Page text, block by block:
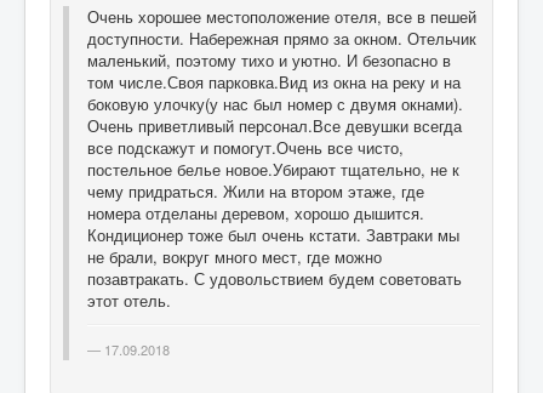
Очень хорошее местоположение отеля, все в пешей
доступности. Набережная прямо за окном. Отельчик
маленький, поэтому тихо и уютно. И безопасно в
том числе.Своя парковка.Вид из окна на реку и на
боковую улочку(у нас был номер с двумя окнами).
Очень приветливый персонал.Все девушки всегда
все подскажут и помогут.Очень все чисто,
постельное белье новое.Убирают тщательно, не к
чему придраться. Жили на втором этаже, где
номера отделаны деревом, хорошо дышится.
Кондиционер тоже был очень кстати. Завтраки мы
не брали, вокруг много мест, где можно
позавтракать. С удовольствием будем советовать
этот отель.
17.09.2018